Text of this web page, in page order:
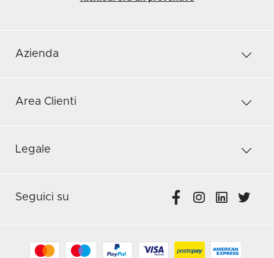
Azienda
Area Clienti
Legale
Seguici su